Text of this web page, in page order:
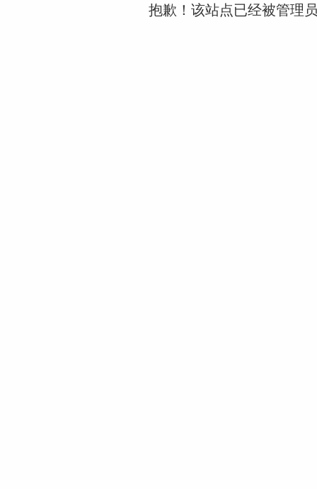
抱歉！该站点已经被管理